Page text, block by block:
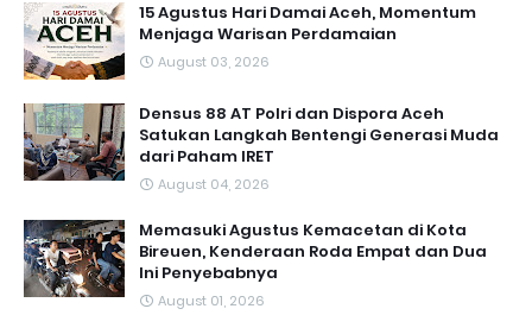
15 Agustus Hari Damai Aceh, Momentum
Menjaga Warisan Perdamaian
August 03, 2026
Densus 88 AT Polri dan Dispora Aceh
Satukan Langkah Bentengi Generasi Muda
dari Paham IRET
August 04, 2026
Memasuki Agustus Kemacetan di Kota
Bireuen, Kenderaan Roda Empat dan Dua
Ini Penyebabnya
August 01, 2026